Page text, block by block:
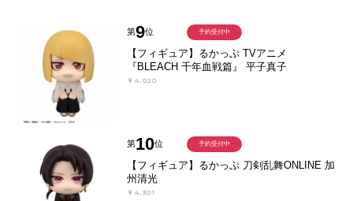
第9位
【フィギュア】るかっぷ TVアニメ
『BLEACH 千年血戦篇』 平子真子
￥4,020
予約受付中
第10位
【フィギュア】るかっぷ 刀剣乱舞ONLINE 加
州清光
￥4,301
予約受付中